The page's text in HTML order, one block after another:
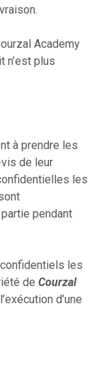
Academy
n’est plus
à prendre les
de leur
les
pendant
les
de Courzal
d’une